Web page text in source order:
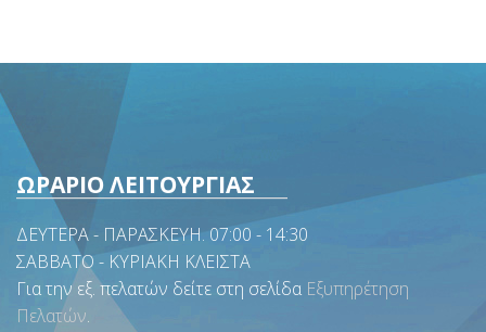
ΩΡΑΡΙΟ ΛΕΙΤΟΥΡΓΙΑΣ
ΔΕΥΤΕΡΑ - ΠΑΡΑΣΚΕΥΗ. 07:00 - 14:30
ΣΑΒΒΑΤΟ - ΚΥΡΙΑΚΗ ΚΛΕΙΣΤΑ
Για την εξ. πελατών δείτε στη σελίδα Εξυπηρέτηση
Πελατών.